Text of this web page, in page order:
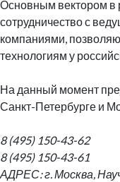
Основным вектором в
сотрудничество с
компаниями,
технологиям у
На данный момент
Санкт-Петербурге и
8 (495) 150-43-62
8 (495) 150-43-61
АДРЕС:г. Москва,